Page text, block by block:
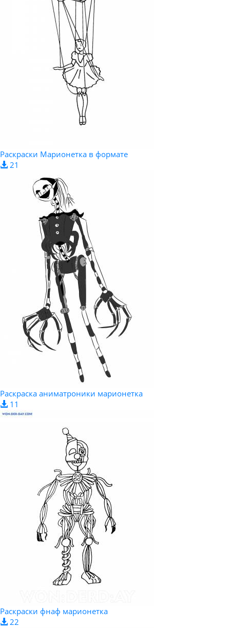
Раскраски Марионетка в формате
21
Раскраска аниматроники марионетка
11
Раскраски фнаф марионетка
22